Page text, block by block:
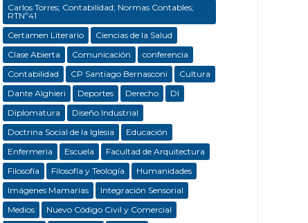
Carlos Torres; Contabilidad; Normas Contables;
RTNº41
Certamen Literario
Ciencias de la Salud
Clase Abierta
Comunicación
conferencia
Contabilidad
CP Santiago Bernasconi
Cultura
Dante Alghieri
Deportes Derecho
DI
Diplomatura
Diseño Industrial
Doctrina Social de la Iglesia
Educación
Enfermeria
Escuela
Facultad de Arquitectura
Filosofía
Filosofía y Teología
Humanidades
Imágenes Mamarias
Integración Sensorial
Medios
Nuevo Código Civil y Comercial